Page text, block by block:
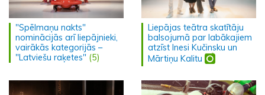
"Spēlmaņu nakts"
nominācijās arī liepājnieki,
vairākās kategorijās –
"Latviešu raķetes" (5)
Liepājas teātra skatītāju
balsojumā par labākajiem
atzīst Inesi Kučinsku un
Mārtiņu Kalitu